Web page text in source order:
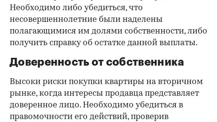
Необходимо либо убедиться, что
несовершеннолетние были наделены
полагающимися им долями собственности, либо
получить справку об остатке данной выплаты.
Доверенность от собственника
Высоки риски покупки квартиры на вторичном
рынке, когда интересы продавца представляет
доверенное лицо. Необходимо убедиться в
правомочности его действий, проверив